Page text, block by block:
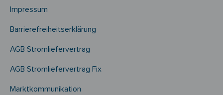
Impressum
Barrierefreiheitserklärung
AGB Stromliefervertrag
AGB Stromliefervertrag Fix
Marktkommunikation